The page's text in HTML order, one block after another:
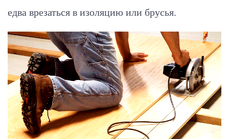
едва врезаться в изоляцию или брусья.